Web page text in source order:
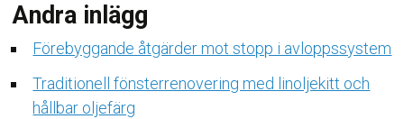
Andra inlägg
Förebyggande åtgärder mot stopp i avloppssystem
Traditionell fönsterrenovering med linoljekitt och
hållbar oljefärg